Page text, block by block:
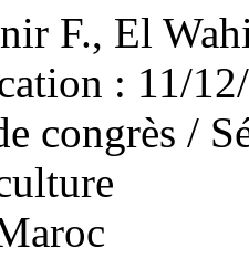
F., El
: 11/
congrès /